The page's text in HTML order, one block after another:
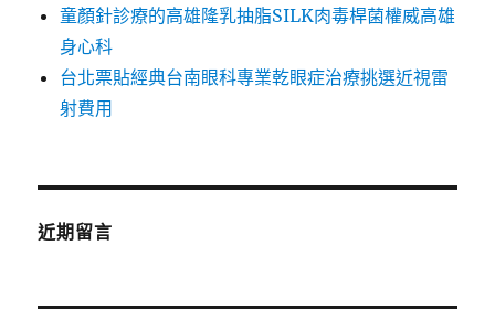
童顏針診療的高雄隆乳抽脂SILK肉毒桿菌權威高雄
身心科
台北票貼經典台南眼科專業乾眼症治療挑選近視雷
射費用
近期留言